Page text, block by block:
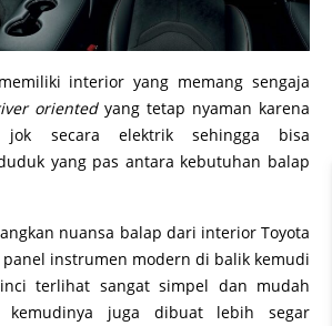
interior yang memang sengaja
orientedyang tetap nyaman karena
jok secara elektrik sehingga bisa
yang pas antara kebutuhan balap
nuansa balap dari interior Toyota
panel instrumen modern di balik kemudi
terlihat sangat simpel dan mudah
kemudinya juga dibuat lebih segar